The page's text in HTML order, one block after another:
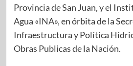
Provincia de San Juan, y el
Agua «INA», en órbita de la
Infraestructura y Política
Obras Publicas de la Nación.